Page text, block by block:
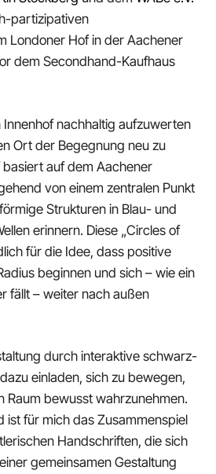
partizipativen
Londoner Hof in der Aachener
dem Secondhand-Kaufhaus
Innenhof nachhaltig aufzuwerten
Ort der Begegnung neu zu
auf dem Aachener
von einem zentralen Punkt
Strukturen in Blau- und
erinnern. Diese „Circles of
für die Idee, dass positive
beginnen und sich – wie ein
fällt – weiter nach außen
durch interaktive schwarz-
einladen, sich zu bewegen,
Raum bewusst wahrzunehmen.
ist für mich das Zusammenspiel
Handschriften, die sich
gemeinsamen Gestaltung